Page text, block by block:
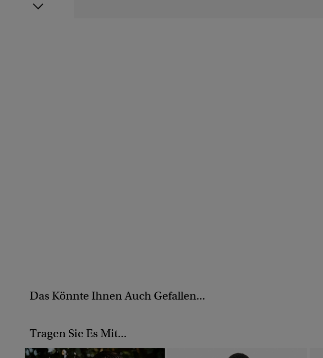
Das Könnte Ihnen Auch Gefallen...
Tragen Sie Es Mit...